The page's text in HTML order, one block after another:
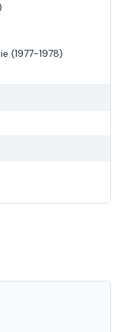
(1977-1978)